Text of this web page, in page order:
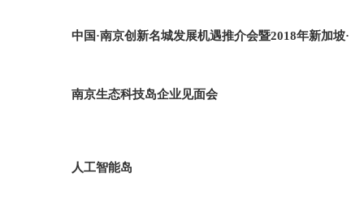
中国·南京创新名城发展机遇推介会暨2018年新加坡·
南京生态科技岛企业见面会
人工智能岛